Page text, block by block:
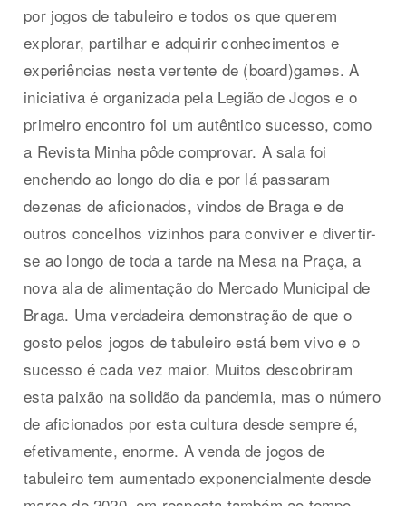
por jogos de tabuleiro e todos os que querem
explorar, partilhar e adquirir conhecimentos e
experiências nesta vertente de (board)games. A
iniciativa é organizada pela Legião de Jogos e o
primeiro encontro foi um autêntico sucesso, como
a Revista Minha pôde comprovar. A sala foi
enchendo ao longo do dia e por lá passaram
dezenas de aficionados, vindos de Braga e de
outros concelhos vizinhos para conviver e divertir-
se ao longo de toda a tarde na Mesa na Praça, a
nova ala de alimentação do Mercado Municipal de
Braga. Uma verdadeira demonstração de que o
gosto pelos jogos de tabuleiro está bem vivo e o
sucesso é cada vez maior. Muitos descobriram
esta paixão na solidão da pandemia, mas o número
de aficionados por esta cultura desde sempre é,
efetivamente, enorme. A venda de jogos de
tabuleiro tem aumentado exponencialmente desde